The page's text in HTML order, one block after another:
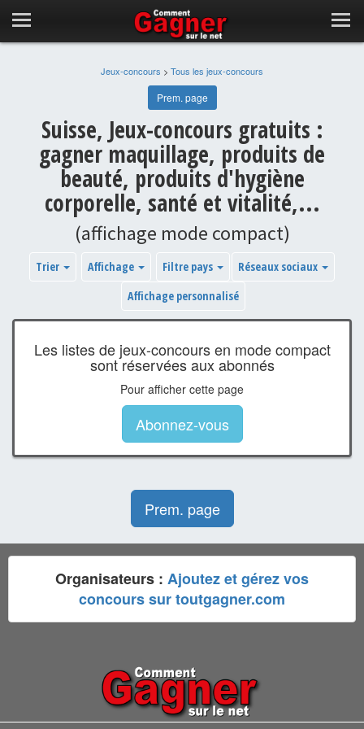
Jeux-concours > Tous les jeux-concours
Prem. page
Suisse, Jeux-concours gratuits :
gagner maquillage, produits de
beauté, produits d'hygiène
corporelle, santé et vitalité,...
(affichage mode compact)
Trier Affichage Filtre pays
Réseaux sociaux
Affichage personnalisé
Les listes de jeux-concours en mode compact
sont réservées aux abonnés
Pour afficher cette page
Abonnez-vous
Prem. page
Organisateurs : Ajoutez et gérez vos
concours sur toutgagner.com